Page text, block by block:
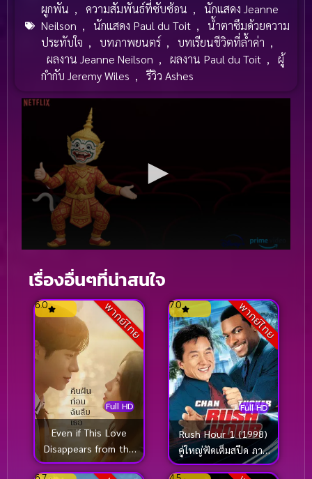
ผูกพัน , ความสัมพันธ์ที่ซับซ้อน ,
นักแสดง Jeanne
Neilson , นักแสดง Paul du Toit ,
น้ำตาซึมด้วยความ
ประทับใจ , บทภาพยนตร์ , บทเรียนชีวิตที่ล้ำค่า ,
ผลงาน Jeanne Neilson , ผลงาน Paul du Toit ,
ผู้
กำกับ Jeremy Wiles , รีวิว Ashes
เรื่องอื่นๆที่น่าสนใจ
พากย์ไทย
Full HD
6.0
Even if This Love
Disappears from the
World Tonight คืนฝัน
พากย์ไทย
Full HD
7.0
Rush Hour 1 (1998)
คู่ใหญ่ฟัดเต็มสปีด ภาค
1